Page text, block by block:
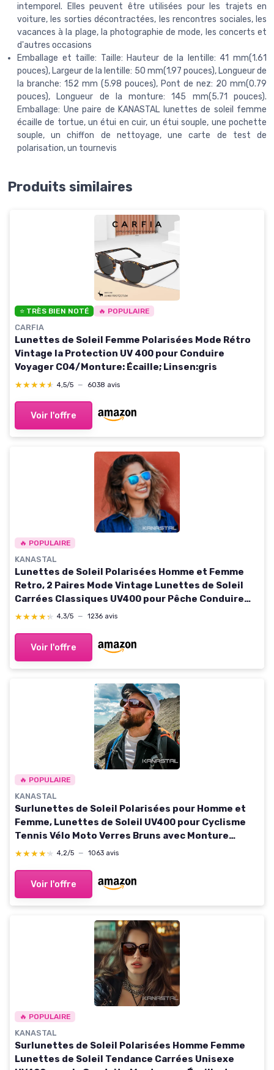
intemporel. Elles peuvent être utilisées pour les trajets en
voiture, les sorties décontractées, les rencontres sociales, les
vacances à la plage, la photographie de mode, les concerts et
d'autres occasions
Emballage et taille: Taille: Hauteur de la lentille: 41 mm(1.61
pouces), Largeur de la lentille: 50 mm(1.97 pouces), Longueur de
la branche: 152 mm (5.98 pouces), Pont de nez: 20 mm(0.79
pouces), Longueur de la monture: 145 mm(5.71 pouces).
Emballage: Une paire de KANASTAL lunettes de soleil femme
écaille de tortue, un étui en cuir, un étui souple, une pochette
souple, un chiffon de nettoyage, une carte de test de
polarisation, un tournevis
Produits similaires
⭐ TRÈS BIEN NOTÉ 🔥 POPULAIRE
CARFIA
Lunettes de Soleil Femme Polarisées Mode Rétro
Vintage la Protection UV 400 pour Conduire
Voyager C04/Monture: Écaille; Linsen:gris
★★★★★
★★★★★ 4,5/5 — 6038 avis
Voir l'offre
🔥 POPULAIRE
KANASTAL
Lunettes de Soleil Polarisées Homme et Femme
Retro, 2 Paires Mode Vintage Lunettes de Soleil
Carrées Classiques UV400 pour Pêche Conduire
Voyager Bleu et Orange
★★★★★
★★★★★ 4,3/5 — 1236 avis
Voir l'offre
🔥 POPULAIRE
KANASTAL
Surlunettes de Soleil Polarisées pour Homme et
Femme, Lunettes de Soleil UV400 pour Cyclisme
Tennis Vélo Moto Verres Bruns avec Monture
Écaille Rouge
★★★★★
★★★★★ 4,2/5 — 1063 avis
Voir l'offre
🔥 POPULAIRE
KANASTAL
Surlunettes de Soleil Polarisées Homme Femme
Lunettes de Soleil Tendance Carrées Unisexe